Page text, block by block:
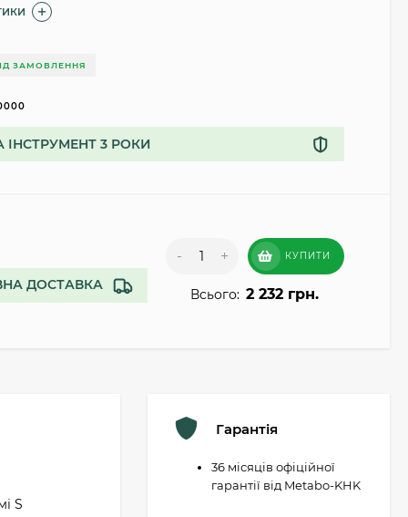
ЗАМОВЛЕННЯ
ІНСТРУМЕНТ 3 РОКИ
ДОСТАВКА
- + КУПИТИ
Всього: 2 232 грн.
S
Гарантія
36 місяців офіційної
гарантії від Metabo-KHK